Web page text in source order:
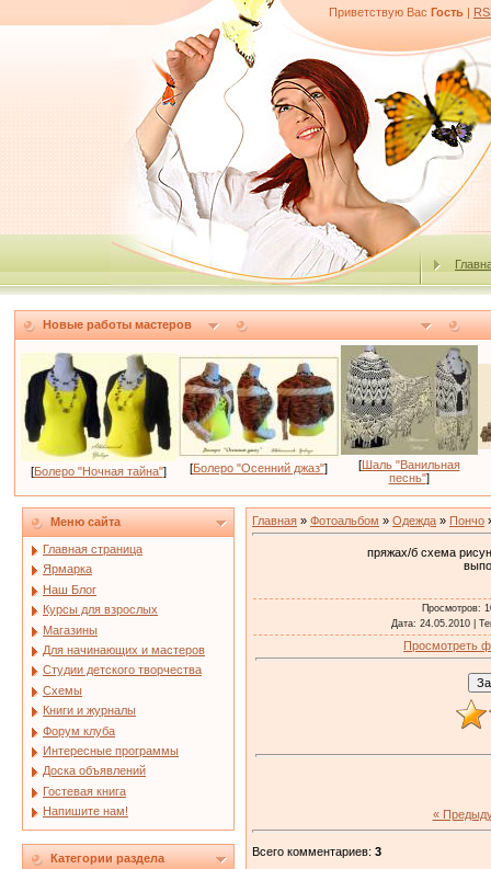
Приветствую Вас Гость |
Новые работы мастеров
[Болеро "Ночная тайна"] [Болеро "Осенний джаз"] [Шаль "Ванильная
песнь"]
Меню сайта
Главная страница
Ярмарка
Наш Блог
Курсы для взрослых
Магазины
Для начинающих и мастеров
Студии детского творчества
Схемы
Книги и журналы
Форум клуба
Интересные программы
Доска объявлений
Гостевая книга
Напишите нам!
Категории раздела
Главная » Фотоальбом » Одежда » Пончо
пряжах/б схема
Просмотров:
Дата: 24.05.2010 |
Просмотреть
«
Всего комментариев: 3